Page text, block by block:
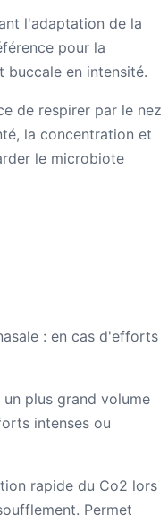
l'adaptation de la
pour la
buccale en intensité.
de respirer par le nez
la concentration et
le microbiote
: en cas d'efforts
un plus grand volume
intenses ou
rapide du Co2 lors
Permet